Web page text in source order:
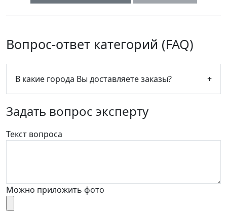
Вопрос-ответ категорий (FAQ)
В какие города Вы доставляете заказы? +
Задать вопрос эксперту
Текст вопроса
Можно приложить фото